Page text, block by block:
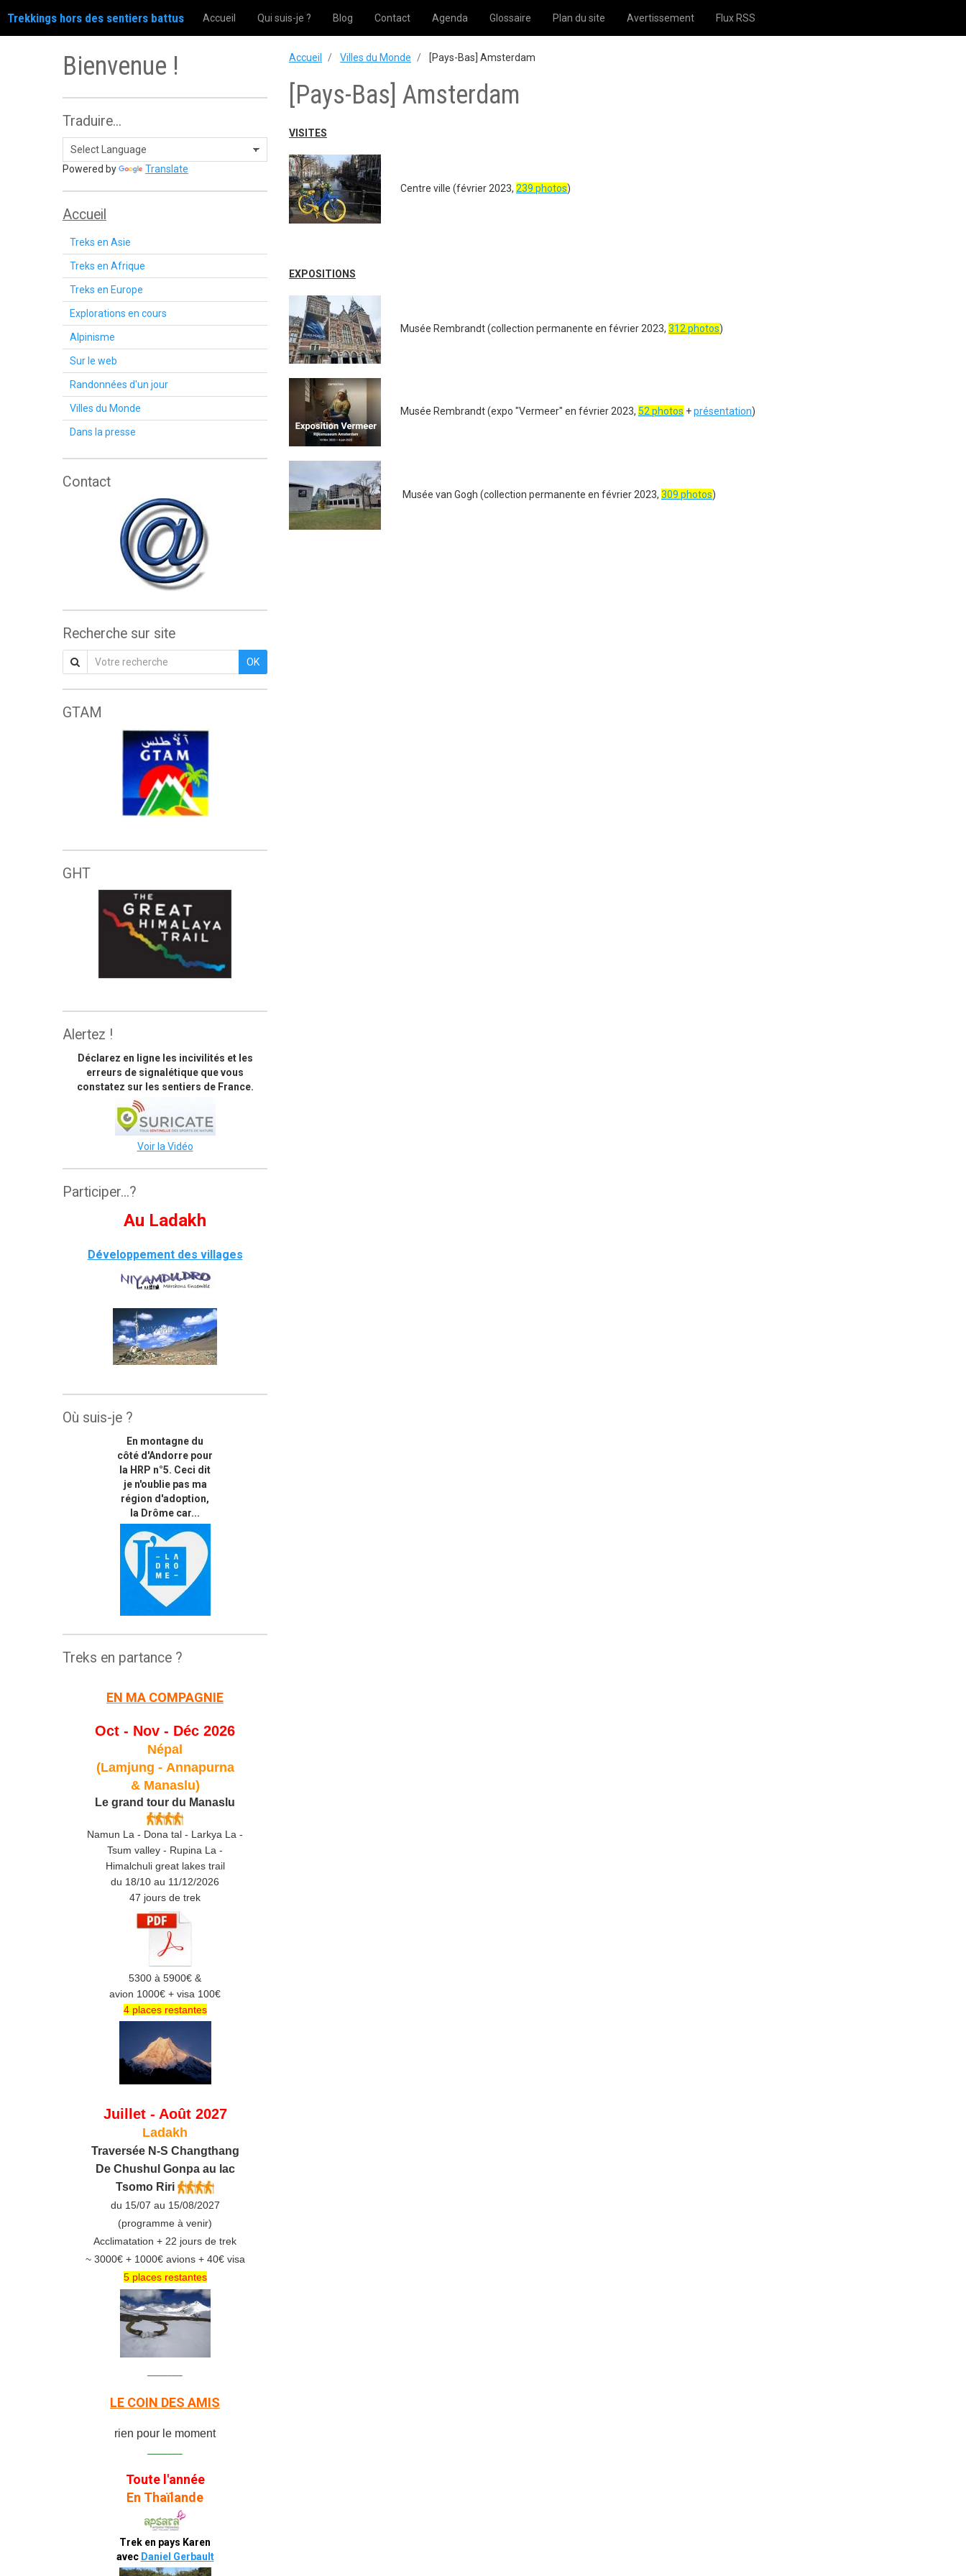
Trekkings hors des sentiers battus Accueil Qui suis-je ? Blog Contact Agenda Glossaire Plan du site Avertissement Flux RSS
Accueil Villes du Monde [Pays-Bas] Amsterdam
[Pays-Bas] Amsterdam
VISITES
Centre ville (février 2023, 239 photos)
EXPOSITIONS
Musée Rembrandt (collection permanente en février 2023, 312 photos)
Musée Rembrandt (expo "Vermeer" en février 2023, 52 photos +présentation)
Musée van Gogh (collection permanente en février 2023, 309 photos)
Bienvenue !
Traduire...
Powered by Translate
Accueil
Treks en Asie
Treks en Afrique
Treks en Europe
Explorations en cours
Alpinisme
Sur le web
Randonnées d'un jour
Villes du Monde
Dans la presse
Contact
Recherche sur site
OK
GTAM
GHT
Alertez !
Déclarez en ligne les incivilités et les
erreurs de signalétique que vous
constatez sur les sentiers de France.
Voir la Vidéo
Participer...?
Au Ladakh
Développement des villages
Où suis-je ?
En montagne du
côté d'Andorre pour
la HRP n°5. Ceci dit
je n'oublie pas ma
région d'adoption,
la Drôme car...
Treks en partance ?
EN MA COMPAGNIE
Oct - Nov - Déc 2026
Népal
(Lamjung - Annapurna
& Manaslu)
Le grand tour du Manaslu
Namun La - Dona tal - Larkya La -
Tsum valley - Rupina La -
Himalchuli great lakes trail
du 18/10 au 11/12/2026
47 jours de trek
5300 à 5900€ &
avion 1000€ + visa 100€
4 places restantes
Juillet - Août 2027
Ladakh
Traversée N-S Changthang
De C hushul Gonpa au lac
Tsomo Riri
du 15/07 au 15/08/2027
(programme à venir)
Acclimatation + 22 jours de trek
~ 3000€ + 1000€ avions + 40€ visa
5 places restantes
LE COIN DES AMIS
rien pour le moment
Toute l'année
En Thaïlande
Trek en pays Karen
avec Daniel Gerbault